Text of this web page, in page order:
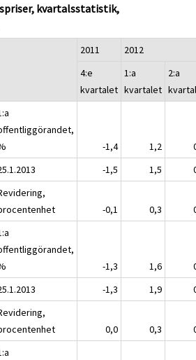
kvartalsstatistik,
2011
2012
4:e
kvartalet
1:a
kvartalet
2:a
-1,4 1,2
-1,5 1,5
-0,1 0,3
-1,3 1,6
-1,3 1,9
0,0 0,3